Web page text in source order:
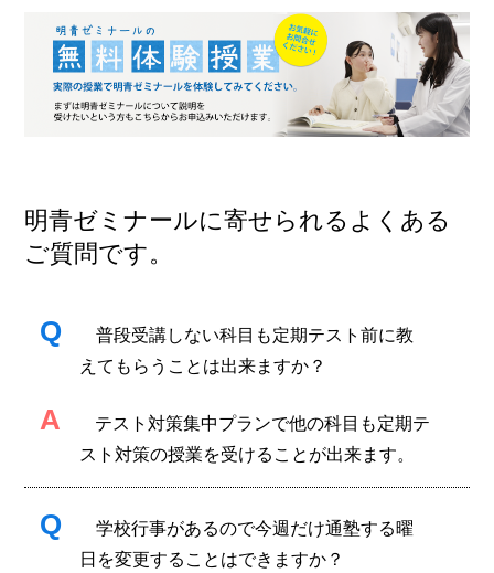
明青ゼミナールに寄せられるよくある
ご質問です。
Q
普段受講しない科目も定期テスト前に教
えてもらうことは出来ますか？
A
テスト対策集中プランで他の科目も定期テ
スト対策の授業を受けることが出来ます。
Q
学校行事があるので今週だけ通塾する曜
日を変更することはできますか？